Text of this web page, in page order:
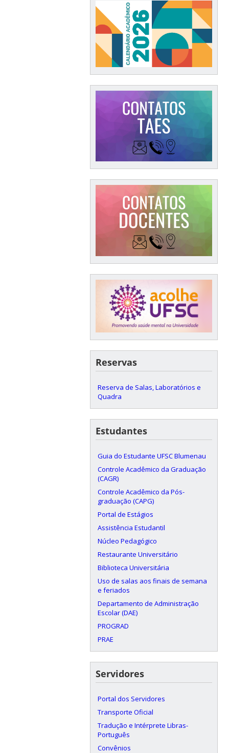
Reservas
Reserva de Salas, Laboratórios e
Quadra
Estudantes
Guia do Estudante UFSC Blumenau
Controle Acadêmico da Graduação
(CAGR)
Controle Acadêmico da Pós-
graduação (CAPG)
Portal de Estágios
Assistência Estudantil
Núcleo Pedagógico
Restaurante Universitário
Biblioteca Universitária
Uso de salas aos finais de semana
e feriados
Departamento de Administração
Escolar (DAE)
PROGRAD
PRAE
Servidores
Portal dos Servidores
Transporte Oficial
Tradução e Intérprete Libras-
Português
Convênios